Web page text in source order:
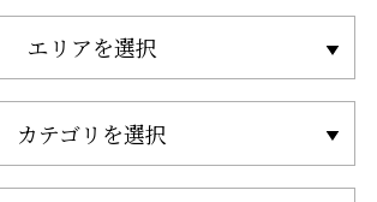
エリアを選択
カテゴリを選択